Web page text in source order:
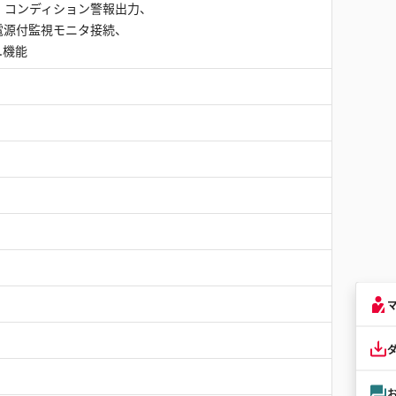
ンディション警報出力、
付監視モニタ接続、
能